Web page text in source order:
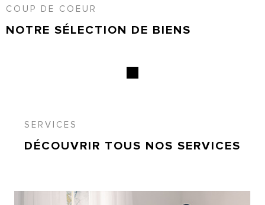
COUP DE COEUR
NOTRE SÉLECTION DE BIENS
SERVICES
DÉCOUVRIR TOUS NOS SERVICES